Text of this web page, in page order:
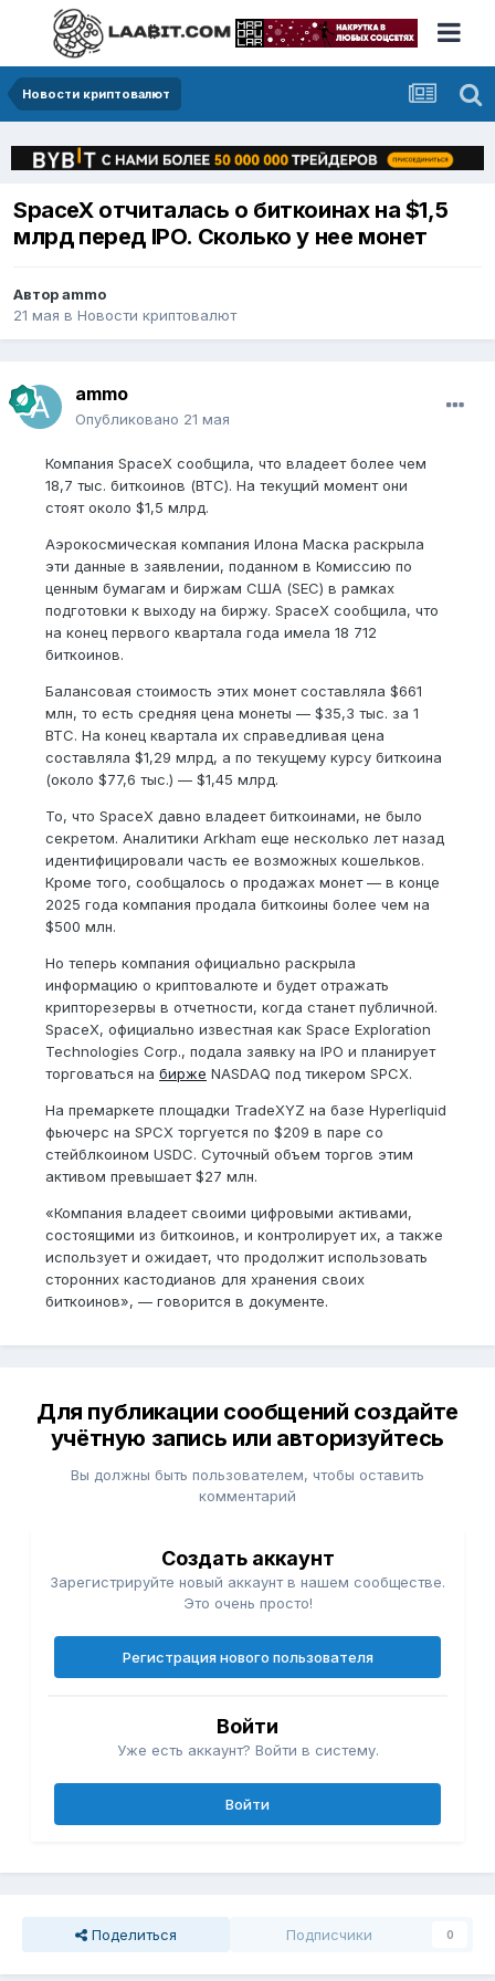
Новости криптовалют
SpaceX отчиталась о биткоинах на $1,5
млрд перед IPO. Сколько у нее монет
Авторammo
21 мая в Новости криптовалют
ammo
Опубликовано 21 мая
Компания SpaceX сообщила, что владеет более чем
18,7 тыс. биткоинов (BTC). На текущий момент они
стоят около $1,5 млрд.
Аэрокосмическая компания Илона Маска раскрыла
эти данные в заявлении, поданном в Комиссию по
ценным бумагам и биржам США (SEC) в рамках
подготовки к выходу на биржу. SpaceX сообщила, что
на конец первого квартала года имела 18 712
биткоинов.
Балансовая стоимость этих монет составляла $661
млн, то есть средняя цена монеты — $35,3 тыс. за 1
BTC. На конец квартала их справедливая цена
составляла $1,29 млрд, а по текущему курсу биткоина
(около $77,6 тыс.) — $1,45 млрд.
То, что SpaceX давно владеет биткоинами, не было
секретом. Аналитики Arkham еще несколько лет назад
идентифицировали часть ее возможных кошельков.
Кроме того, сообщалось о продажах монет — в конце
2025 года компания продала биткоины более чем на
$500 млн.
Но теперь компания официально раскрыла
информацию о криптовалюте и будет отражать
крипторезервы в отчетности, когда станет публичной.
SpaceX, официально известная как Space Exploration
Technologies Corp., подала заявку на IPO и планирует
торговаться на бирже NASDAQ под тикером SPCX.
На премаркете площадки TradeXYZ на базе Hyperliquid
фьючерс на SPCX торгуется по $209 в паре со
стейблкоином USDC. Суточный объем торгов этим
активом превышает $27 млн.
«Компания владеет своими цифровыми активами,
состоящими из биткоинов, и контролирует их, а также
использует и ожидает, что продолжит использовать
сторонних кастодианов для хранения своих
биткоинов», — говорится в документе.
Для публикации сообщений создайте
учётную запись или авторизуйтесь
Вы должны быть пользователем, чтобы оставить
комментарий
Создать аккаунт
Зарегистрируйте новый аккаунт в нашем сообществе.
Это очень просто!
Регистрация нового пользователя
Войти
Уже есть аккаунт? Войти в систему.
Войти
Поделиться Подписчики 0